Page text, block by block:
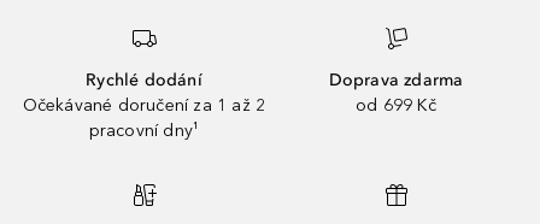
Rychlé dodání
Očekávané doručení za 1 až 2
pracovní dny¹
Doprava zdarma
od 699 Kč